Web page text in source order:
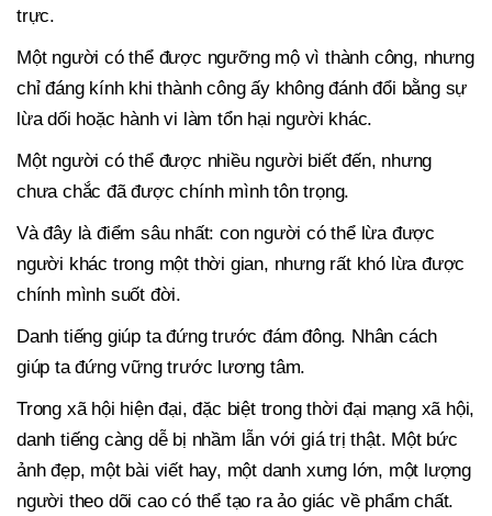
trực.
Một người có thể được ngưỡng mộ vì thành công, nhưng
chỉ đáng kính khi thành công ấy không đánh đổi bằng sự
lừa dối hoặc hành vi làm tổn hại người khác.
Một người có thể được nhiều người biết đến, nhưng
chưa chắc đã được chính mình tôn trọng.
Và đây là điểm sâu nhất: con người có thể lừa được
người khác trong một thời gian, nhưng rất khó lừa được
chính mình suốt đời.
Danh tiếng giúp ta đứng trước đám đông. Nhân cách
giúp ta đứng vững trước lương tâm.
Trong xã hội hiện đại, đặc biệt trong thời đại mạng xã hội,
danh tiếng càng dễ bị nhầm lẫn với giá trị thật. Một bức
ảnh đẹp, một bài viết hay, một danh xưng lớn, một lượng
người theo dõi cao có thể tạo ra ảo giác về phẩm chất.